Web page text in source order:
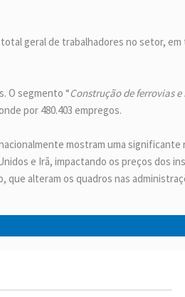
geral de trabalhadores no setor,
O segmento “Construção de ferrovias
por 480.403 empregos.
mostram uma significante
e Irã, impactando os preços dos
alteram os quadros nas